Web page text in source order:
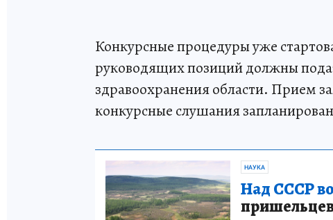
Конкурсные процедуры уже
руководящих позиций должны
здравоохранения области. Прием
конкурсные слушания
НАУКА
Над СССР